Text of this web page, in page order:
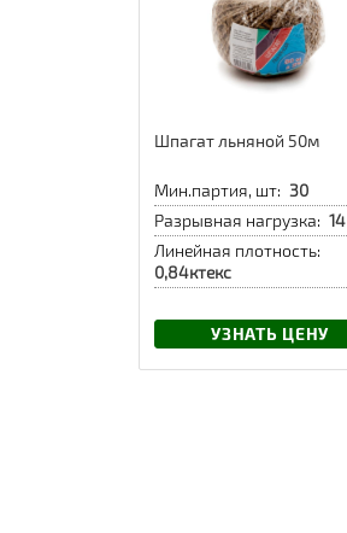
Шпагат льняной 50м
Мин.партия, шт: 30
Разрывная нагрузка: 14
Линейная плотность:
0,84ктекс
УЗНАТЬ ЦЕНУ